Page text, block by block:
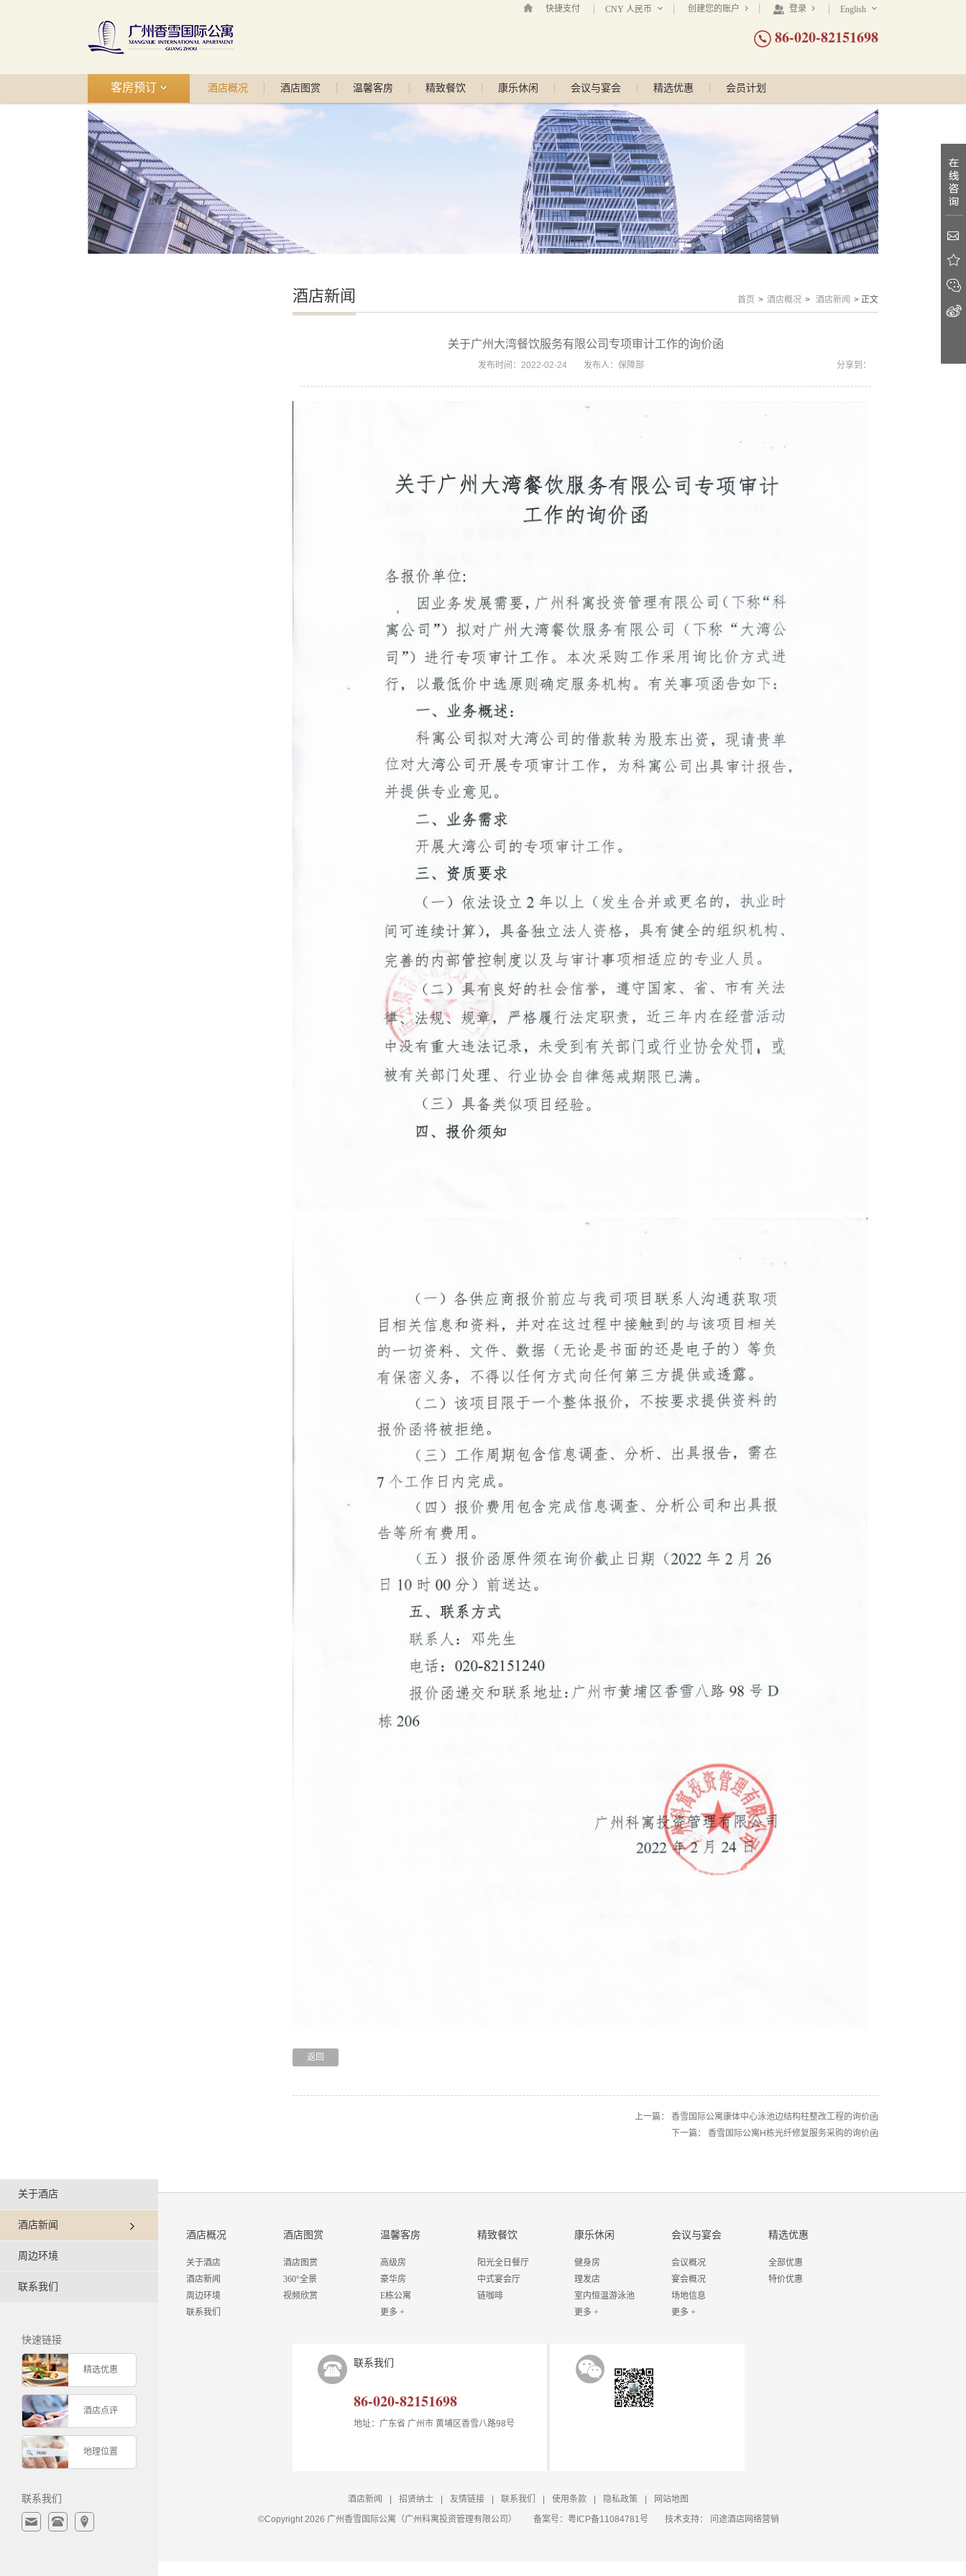
快捷支付 CNY 人民币 创建您的账户 登录 English
86-020-82151698
酒店概况 酒店图赏 温馨客房 精致餐饮 康乐休闲 会议与宴会 精选优惠 会员计划
客房预订
首页 > 酒店概况 > 酒店新闻 > 正文
酒店新闻
关于广州大湾餐饮服务有限公司专项审计工作的询价函
发布时间：2022-02-24 发布人：保障部 分享到：
返回
上一篇： 香雪国际公寓康体中心泳池边结构柱整改工程的询价函
下一篇： 香雪国际公寓H栋光纤修复服务采购的询价函
关于酒店
酒店新闻
周边环境
联系我们
快速链接
精选优惠
酒店点评
地理位置
联系我们
酒店概况
关于酒店
酒店新闻
周边环境
联系我们
酒店图赏
酒店图赏
360°全景
视频欣赏
温馨客房
高级房
豪华房
E栋公寓
更多 +
精致餐饮
阳光全日餐厅
中式宴会厅
链咖啡
康乐休闲
健身房
理发店
室内恒温游泳池
更多 +
会议与宴会
会议概况
宴会概况
场地信息
更多 +
精选优惠
全部优惠
特价优惠
联系我们
86-020-82151698
地址：广东省 广州市 黄埔区香雪八路98号
酒店新闻 招贤纳士 友情链接 联系我们 使用条款 隐私政策
网站地图
©Copyright 2026 广州香雪国际公寓（广州科寓投资管理有限公司）
备案号： 粤ICP备11084781号 技术支持： 问途酒店网络营销